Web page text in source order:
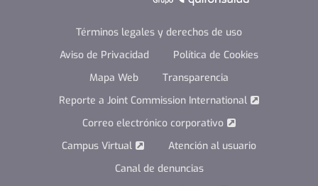
Términos legales y derechos de uso
Aviso de Privacidad
Política de Cookies
Mapa Web
Transparencia
Reporte a Joint Commission International
Correo electrónico corporativo
Campus Virtual
Atención al usuario
Canal de denuncias